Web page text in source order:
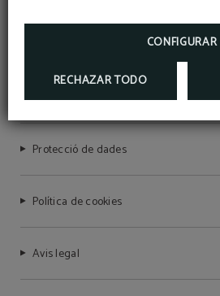
CONFIGURAR
RECHAZAR TODO
Número de registre NIRTC: HG-001692
Protecció de dades
Política de cookies
Avis legal